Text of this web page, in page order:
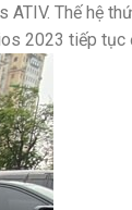
ATIV. Thế hệ
2023 tiếp